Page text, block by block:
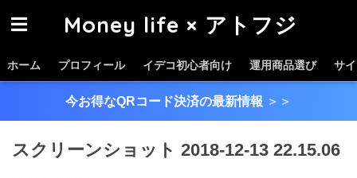
Money life × アトフジ
ホーム プロフィール イデコ初心者向け 運用商品選び サ
今お得なQRコード決済の最新情報 ＞＞
スクリーンショット 2018-12-13 22.15.06